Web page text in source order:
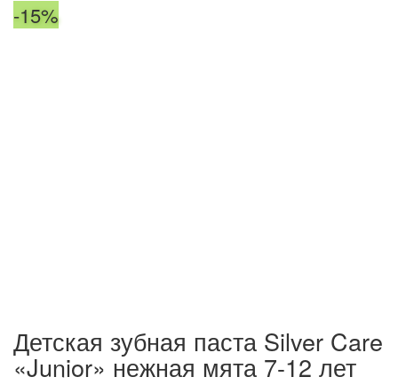
-15%
Детская зубная паста Silver Care
«Junior» нежная мята 7-12 лет